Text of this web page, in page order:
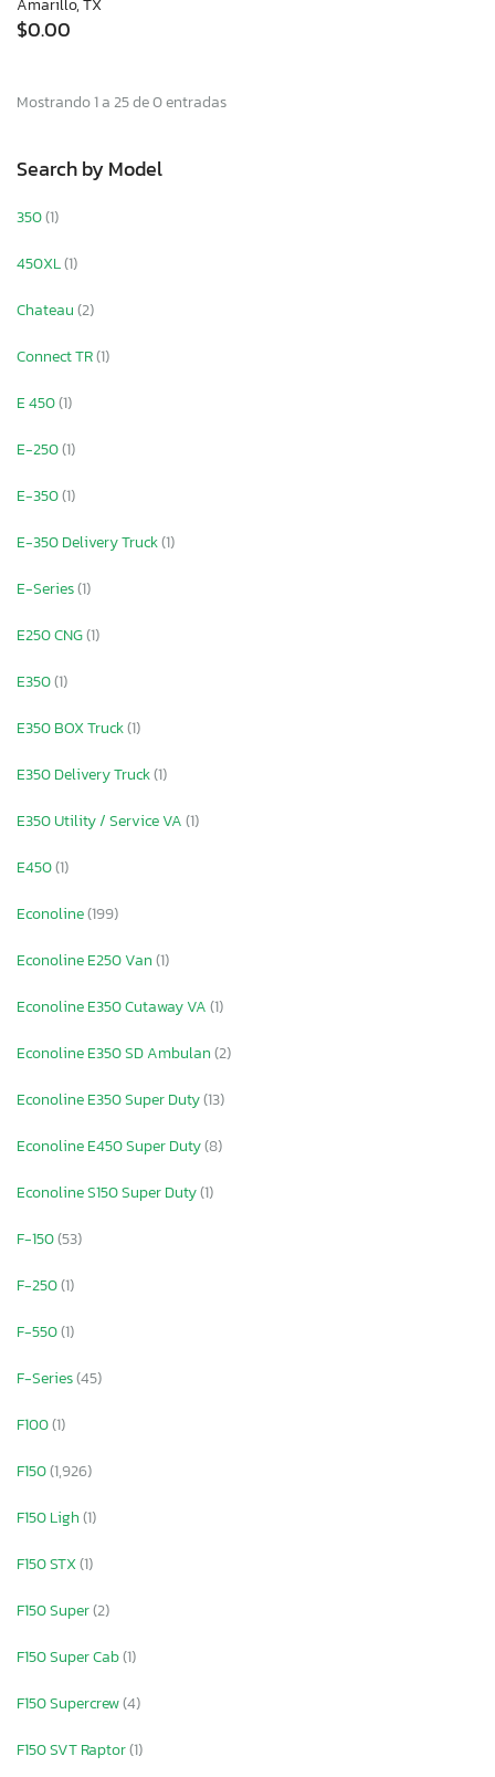
$0.00
Mostrando 1 a 25 de 0 entradas
Search by Model
350(1)
450XL(1)
Chateau(2)
Connect TR(1)
E 450(1)
E-250(1)
E-350(1)
E-350 Delivery Truck(1)
E-Series(1)
E250 CNG(1)
E350(1)
E350 BOX Truck(1)
E350 Delivery Truck(1)
E350 Utility / Service VA(1)
E450(1)
Econoline(199)
Econoline E250 Van(1)
Econoline E350 Cutaway VA(1)
Econoline E350 SD Ambulan(2)
Econoline E350 Super Duty(13)
Econoline E450 Super Duty(8)
Econoline S150 Super Duty(1)
F-150(53)
F-250(1)
F-550(1)
F-Series(45)
F100(1)
F150(1,926)
F150 Ligh(1)
F150 STX(1)
F150 Super(2)
F150 Super Cab(1)
F150 Supercrew(4)
F150 SVT Raptor(1)